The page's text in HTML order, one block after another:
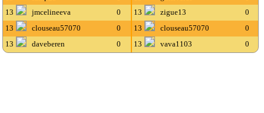
13
jmcelineeva 0 13 zigue13
0
13
clouseau57070 0 13 clouseau57070
0
13
daveberen 0 13 vava1103 0